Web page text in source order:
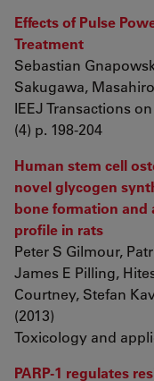
Effects of Pulse
Treatment
Sebastian
Sakugawa,
IEEJ Transactions
(4) p. 198-204
Human stem cell
novel glycogen
bone formation and
profile in rats
Peter S Gilmour,
James E Pilling,
Courtney, Stefan
(2013)
Toxicology and
PARP-1 regulates